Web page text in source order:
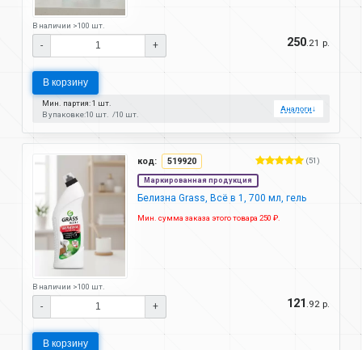
В наличии >100 шт.
- + 250 .21 р.
В корзину
Мин. партия: 1 шт.
В упаковке:10 шт. 10 шт.
Аналоги↓
код: 519920 (51)
Маркированная продукция
Белизна Grass, Всё в 1, 700 мл, гель
Мин. сумма заказа этого товара 250 ₽.
В наличии >100 шт.
- + 121 .92 р.
В корзину